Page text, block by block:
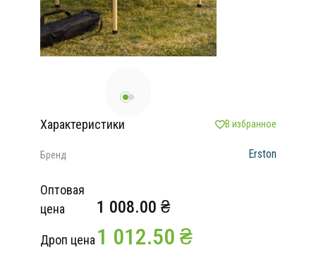
Характеристики В избранное
Бренд Erston
Оптовая
цена
1 008.00 ₴
Дроп цена 1 012.50 ₴